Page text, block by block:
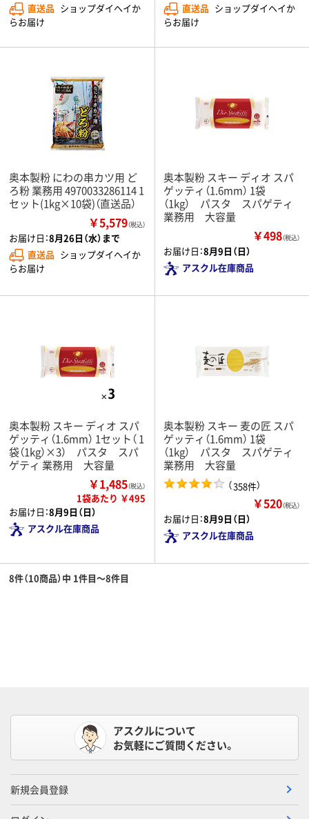
直送品 ショップダイヘイか
らお届け
直送品 ショップダイヘイか
らお届け
奥本製粉 にわの串カツ用 ど
ろ粉 業務用 4970033286114 1
セット(1kg×10袋)（直送品）
￥5,579（税込）
お届け日：8月26日（水）まで
直送品 ショップダイヘイか
らお届け
奥本製粉 スキー ディオ スパ
ゲッティ（1.6mm） 1袋
（1kg） パスタ スパゲティ
業務用 大容量
￥498（税込）
お届け日：8月9日（日）
アスクル在庫商品
奥本製粉 スキー ディオ スパ
ゲッティ（1.6mm） 1セット（ 1
袋（1kg）×3） パスタ スパ
ゲティ 業務用 大容量
￥1,485（税込）
1袋あたり ￥495
お届け日：8月9日（日）
アスクル在庫商品
奥本製粉 スキー 麦の匠 スパ
ゲッティ（1.6mm） 1袋
（1kg） パスタ スパゲティ
業務用 大容量
（358件）
￥520（税込）
お届け日：8月9日（日）
アスクル在庫商品
8件（10商品）中 1件目～8件目
アスクルについて
お気軽にご質問ください。
新規会員登録